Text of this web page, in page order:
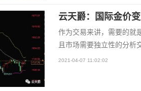
云天爵：国际金价变
作为交易来讲，需要的就
且市场需要独立性的分析
2021-04-07 11:02:02